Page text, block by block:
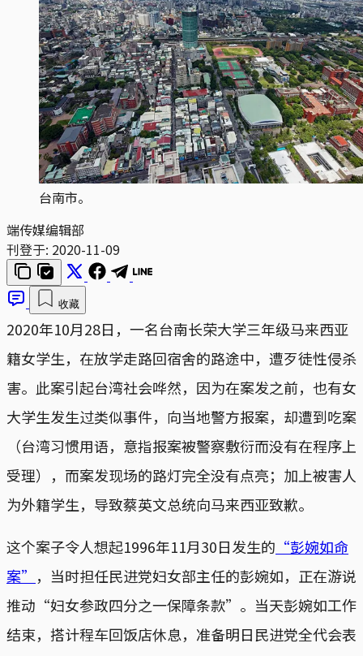
台南市。
端传媒编辑部
刊登于: 2020-11-09
收藏
2020年10月28日，一名台南长荣大学三年级马来西亚
籍女学生，在放学走路回宿舍的路途中，遭歹徒性侵杀
害。此案引起台湾社会哗然，因为在案发之前，也有女
大学生发生过类似事件，向当地警方报案，却遭到吃案
（台湾习惯用语，意指报案被警察敷衍而没有在程序上
受理），而案发现场的路灯完全没有点亮；加上被害人
为外籍学生，导致蔡英文总统向马来西亚致歉。
这个案子令人想起1996年11月30日发生的 “彭婉如命
案” ，当时担任民进党妇女部主任的彭婉如，正在游说
推动“妇女参政四分之一保障条款”。当天彭婉如工作
结束，搭计程车回饭店休息，准备明日民进党全代会表